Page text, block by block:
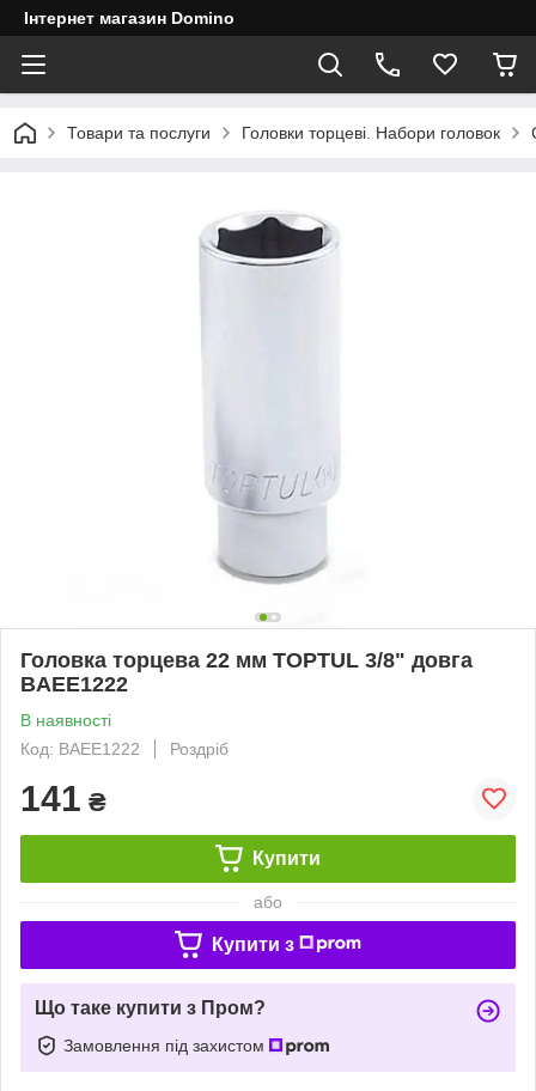
Інтернет магазин Domino
Товари та послуги Головки торцеві. Набори головок
Головка торцева 22 мм TOPTUL 3/8" довга
BAEE1222
В наявності
Код: BAEE1222
Роздріб
141 ₴
Купити
або
Купити з
Що таке купити з Пром?
Замовлення під захистом